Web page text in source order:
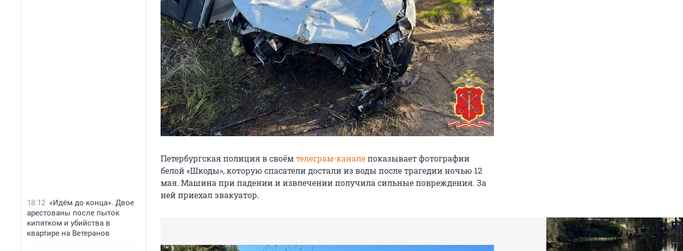
18:12 «Идём до конца». Двое
арестованы после пыток
кипятком и убийства в
квартире на Ветеранов
Петербургская полиция в своёмтелеграм-каналепоказывает фотографии
белой «Шкоды», которую спасатели достали из воды после трагедии ночью 12
мая. Машина при падении и извлечении получила сильные повреждения. За
ней приехал эвакуатор.